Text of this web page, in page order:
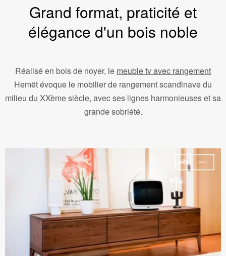
Grand format, praticité et
élégance d'un bois noble
Réalisé en bois de noyer, le meuble tv avec rangement
Hemët évoque le mobilier de rangement scandinave du
milieu du XXème siècle, avec ses lignes harmonieuses et sa
grande sobriété.